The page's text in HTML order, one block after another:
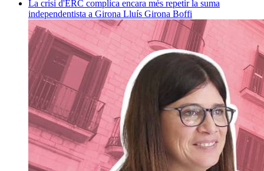
La crisi d'ERC complica encara més repetir la suma
independentista a Girona Lluís Girona Boffi